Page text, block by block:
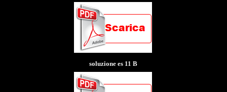
soluzione es 11 B